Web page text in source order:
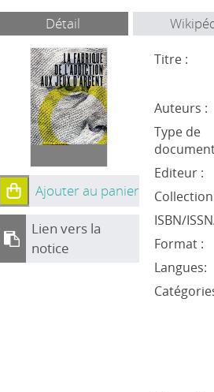
Détail
Ajouter au panier
Lien vers la
notice
Titre :
Auteurs :
Type de
Editeur :
ISBN/
Format :
Langues: